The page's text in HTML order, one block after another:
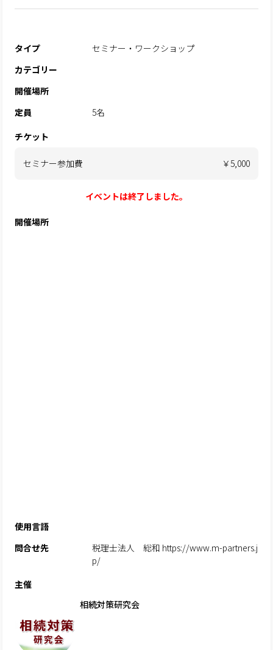
タイプ
セミナー・ワークショップ
カテゴリー
開催場所
定員
5名
チケット
セミナー参加費 ￥5,000
イベントは終了しました。
開催場所
使用言語
問合せ先
税理士法人 総和 https://www.m-partners.j
p/
主催
相続対策研究会